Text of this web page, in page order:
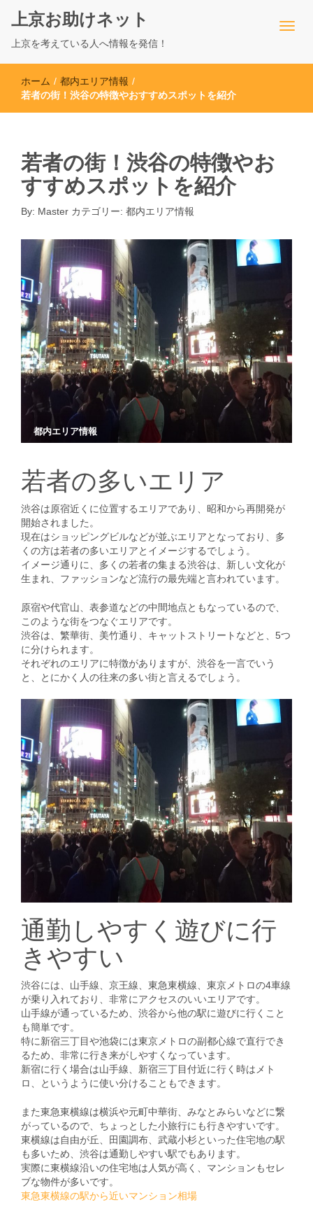
上京お助けネット
上京を考えている人へ情報を発信！
ホーム / 都内エリア情報 /
若者の街！渋谷の特徴やおすすめスポットを紹介
若者の街！渋谷の特徴やお
すすめスポットを紹介
By: Master カテゴリー: 都内エリア情報
都内エリア情報
若者の多いエリア
渋谷は原宿近くに位置するエリアであり、昭和から再開発が
開始されました。
現在はショッピングビルなどが並ぶエリアとなっており、多
くの方は若者の多いエリアとイメージするでしょう。
イメージ通りに、多くの若者の集まる渋谷は、新しい文化が
生まれ、ファッションなど流行の最先端と言われています。
原宿や代官山、表参道などの中間地点ともなっているので、
このような街をつなぐエリアです。
渋谷は、繁華街、美竹通り、キャットストリートなどと、5つ
に分けられます。
それぞれのエリアに特徴がありますが、渋谷を一言でいう
と、とにかく人の往来の多い街と言えるでしょう。
通勤しやすく遊びに行
きやすい
渋谷には、山手線、京王線、東急東横線、東京メトロの4車線
が乗り入れており、非常にアクセスのいいエリアです。
山手線が通っているため、渋谷から他の駅に遊びに行くこと
も簡単です。
特に新宿三丁目や池袋には東京メトロの副都心線で直行でき
るため、非常に行き来がしやすくなっています。
新宿に行く場合は山手線、新宿三丁目付近に行く時はメト
ロ、というように使い分けることもできます。
また東急東横線は横浜や元町中華街、みなとみらいなどに繋
がっているので、ちょっとした小旅行にも行きやすいです。
東横線は自由が丘、田園調布、武蔵小杉といった住宅地の駅
も多いため、渋谷は通勤しやすい駅でもあります。
実際に東横線沿いの住宅地は人気が高く、マンションもセレ
ブな物件が多いです。
東急東横線の駅から近いマンション相場